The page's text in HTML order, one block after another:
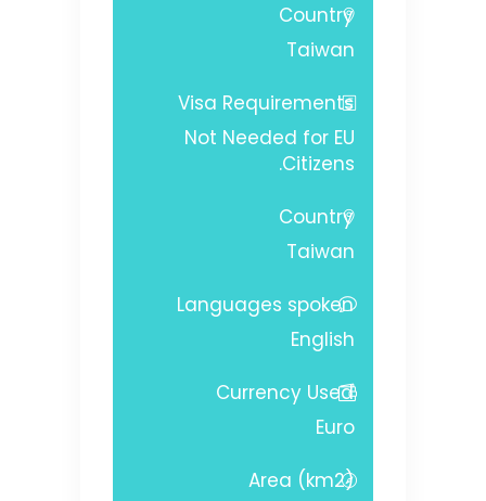
Country
Taiwan
Visa Requirements
Not Needed for EU
Citizens.
Country
Taiwan
Languages spoken
English
Currency Used
Euro
Area (km2)